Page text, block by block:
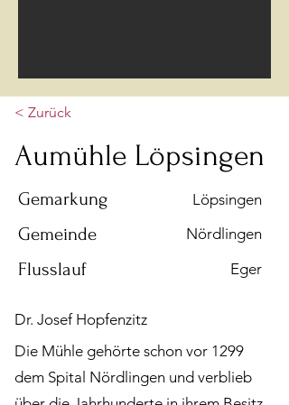
< Zurück
Aumühle Löpsingen
Löpsingen
Gemarkung
Nördlingen
Gemeinde
Eger
Flusslauf
Dr. Josef Hopfenzitz
Die Mühle gehörte schon vor 1299
dem Spital Nördlingen und verblieb